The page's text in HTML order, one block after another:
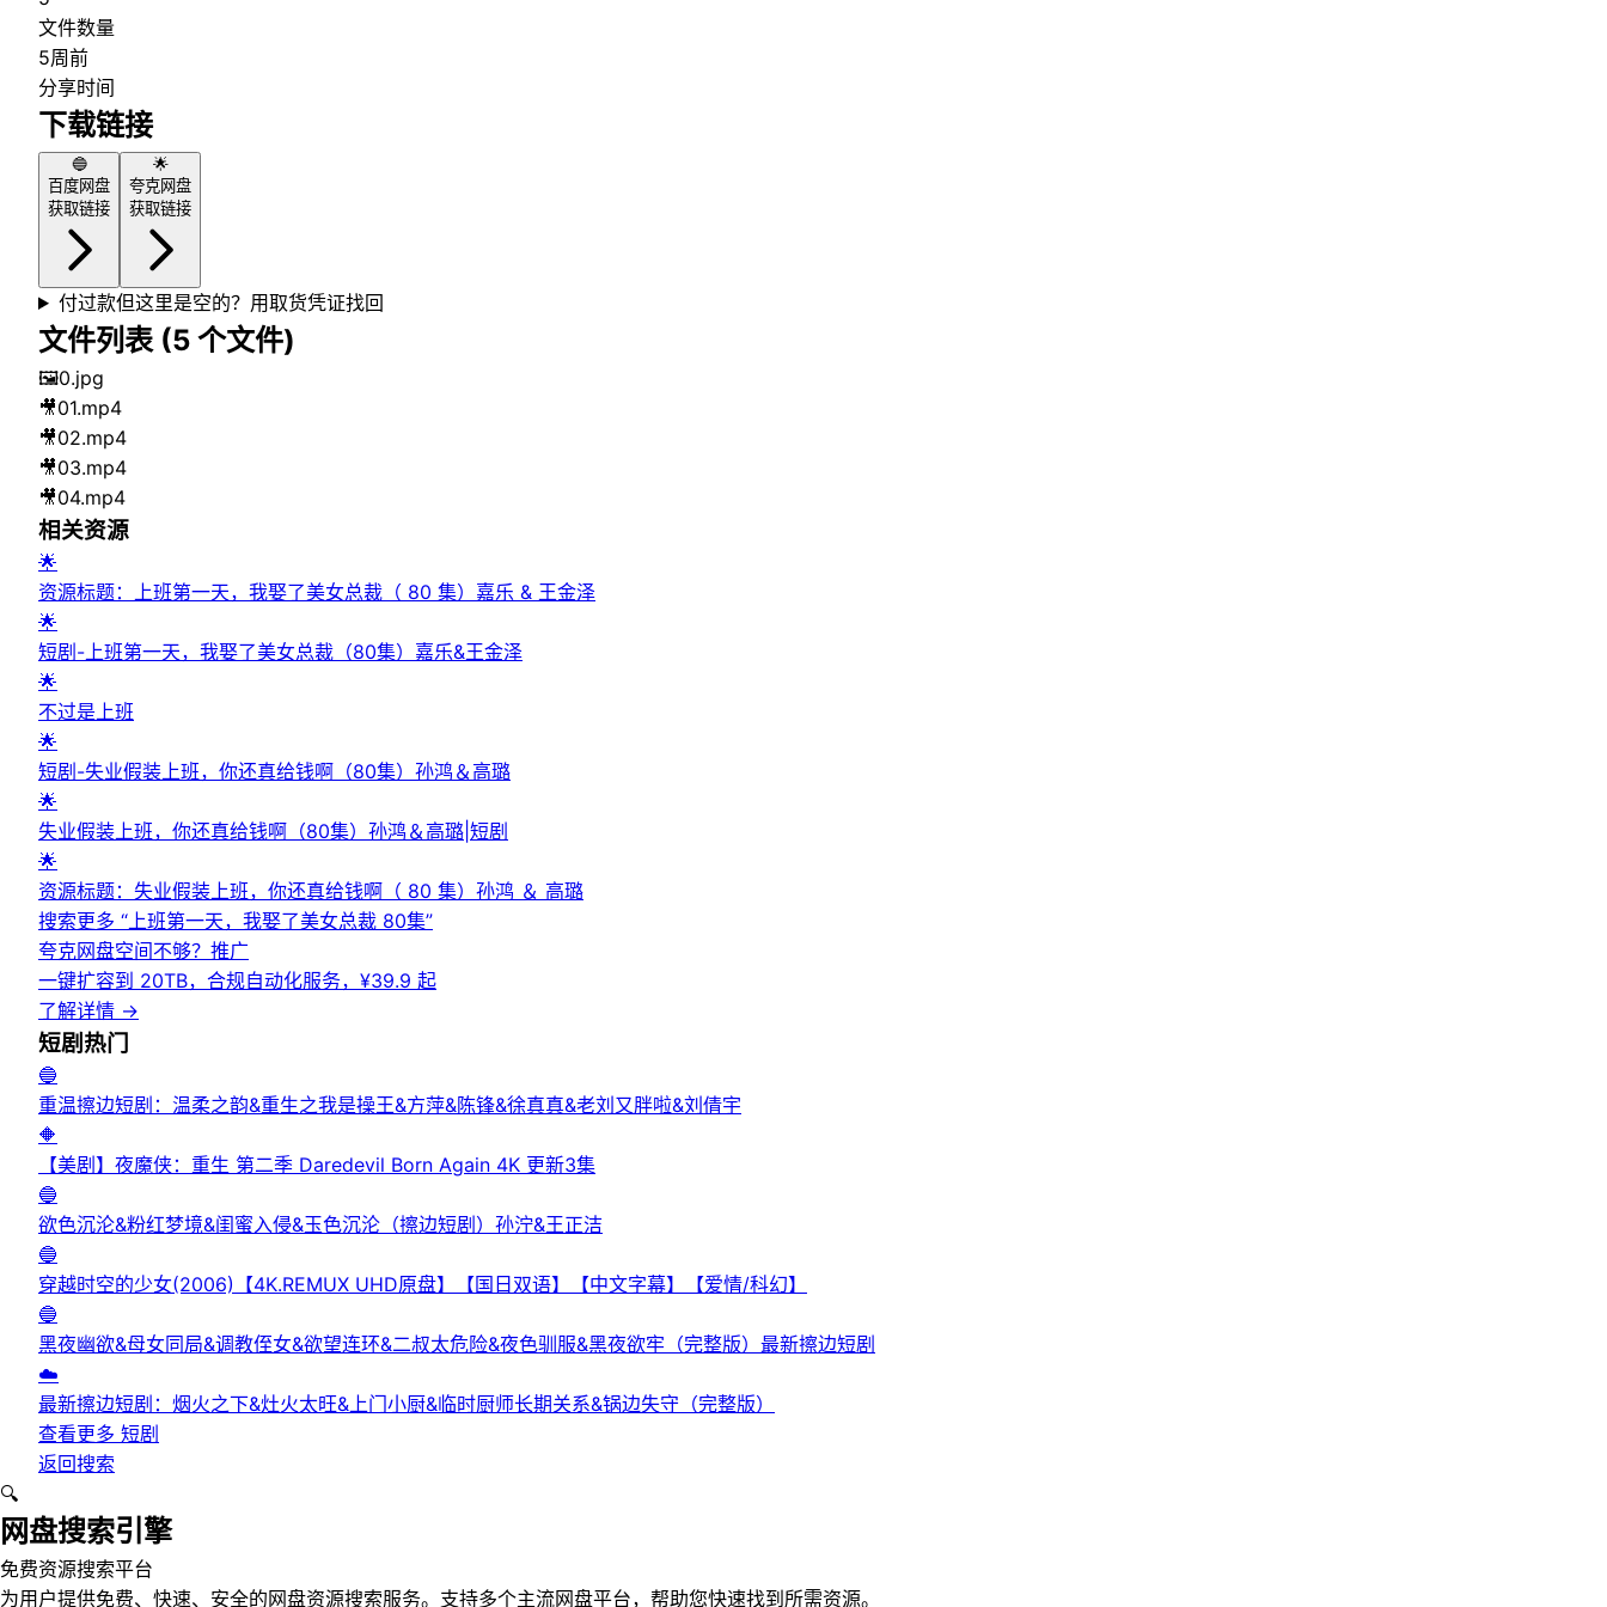
文件数量
5周前
分享时间
下载链接
🔵
百度网盘
获取链接
🌟
夸克网盘
获取链接
付过款但这里是空的？用取货凭证找回
文件列表 (5 个文件)
🖼️0.jpg
🎥01.mp4
🎥02.mp4
🎥03.mp4
🎥04.mp4
相关资源
🌟
资源标题：上班第一天，我娶了美女总裁（ 80 集）嘉乐 & 王金泽
🌟
短剧-上班第一天，我娶了美女总裁（80集）嘉乐&王金泽
🌟
不过是上班
🌟
短剧-失业假装上班，你还真给钱啊（80集）孙鸿＆高璐
🌟
失业假装上班，你还真给钱啊（80集）孙鸿＆高璐|短剧
🌟
资源标题：失业假装上班，你还真给钱啊（ 80 集）孙鸿 ＆ 高璐
搜索更多 “上班第一天，我娶了美女总裁 80集”
夸克网盘空间不够？ 推广
一键扩容到 20TB，合规自动化服务，¥39.9 起
了解详情 →
短剧 热门
🔵
重温擦边短剧：温柔之韵&重生之我是操王&方萍&陈锋&徐真真&老刘又胖啦&刘倩宇
🔶
【美剧】夜魔侠：重生 第二季 Daredevil Born Again 4K 更新3集
🔵
欲色沉沦&粉红梦境&闺蜜入侵&玉色沉沦（擦边短剧）孙泞&王正洁
🔵
穿越时空的少女(2006)【4K.REMUX UHD原盘】【国日双语】【中文字幕】【爱情/科幻】
🔵
黑夜幽欲&母女同局&调教侄女&欲望连环&二叔太危险&夜色驯服&黑夜欲牢（完整版）最新擦边短剧
☁️
最新擦边短剧：烟火之下&灶火太旺&上门小厨&临时厨师长期关系&锅边失守（完整版）
查看更多 短剧
返回搜索
🔍
网盘搜索引擎
免费资源搜索平台
为用户提供免费、快速、安全的网盘资源搜索服务。支持多个主流网盘平台，帮助您快速找到所需资源。